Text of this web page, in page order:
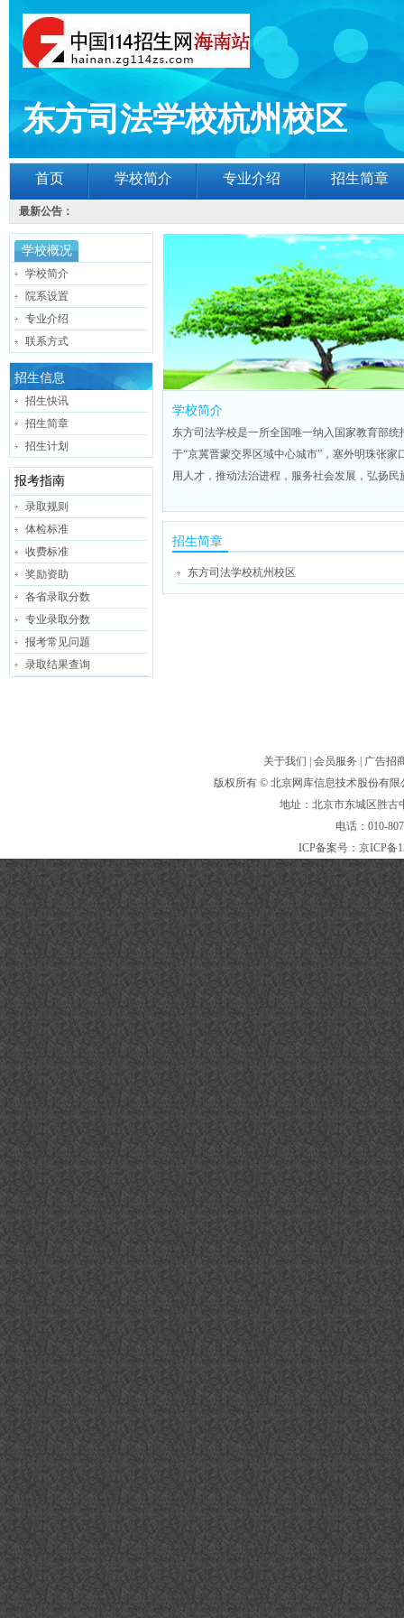
东方司法学校杭州校区
首页 学校简介 专业介绍 招生简章
最新公告：
学校概况
学校简介
院系设置
专业介绍
联系方式
招生信息
招生快讯
招生简章
招生计划
报考指南
录取规则
体检标准
收费标准
奖励资助
各省录取分数
专业录取分数
报考常见问题
录取结果查询
学校简介
东方司法学校是一所全国唯一纳入国家教育部
于“京冀晋蒙交界区域中心城市”，塞外明珠张
用人才，推动法治进程，服务社会发展，弘扬
招生简章
东方司法学校杭州校区
关于我们 会员服务
广告招
版权所有 © 北京网库信息技术股份有限
地址：北京市东城区胜
电话：010-
ICP备案号： 京ICP备